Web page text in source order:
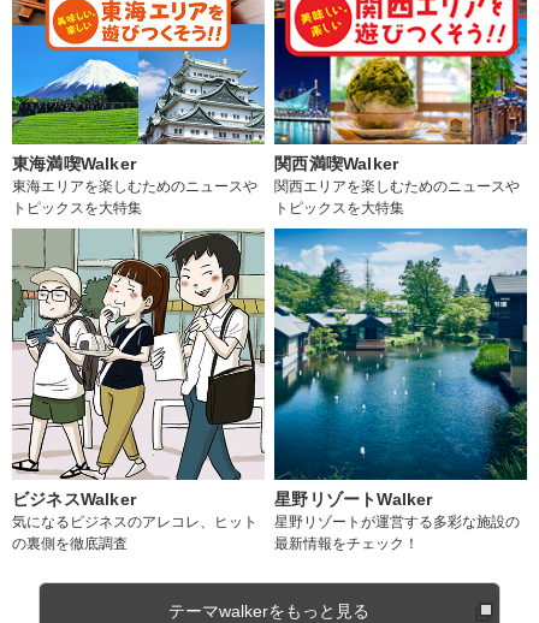
東海満喫Walker
東海エリアを楽しむためのニュースや
トピックスを大特集
関西満喫Walker
関西エリアを楽しむためのニュースや
トピックスを大特集
ビジネスWalker
気になるビジネスのアレコレ、ヒット
の裏側を徹底調査
星野リゾートWalker
星野リゾートが運営する多彩な施設の
最新情報をチェック！
テーマwalkerをもっと見る